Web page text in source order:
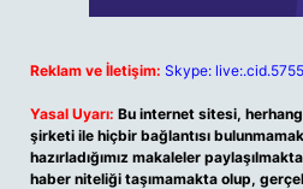
Reklam ve İletişim: Skype:
Yasal Uyarı: Bu internet sitesi,
şirketi ile hiçbir bağlantısı
hazırladığımız makaleler
haber niteliği taşımamakta olup,